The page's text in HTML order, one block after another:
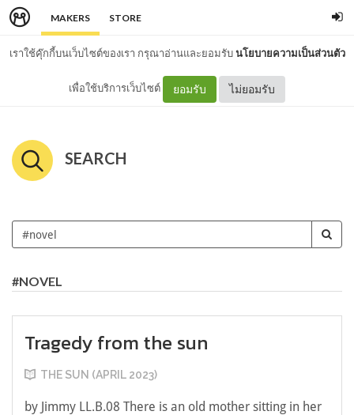
MAKERS STORE
เราใช้คุ๊กกี้บนเว็บไซต์ของเรา กรุณาอ่านและยอมรับนโยบายความเป็นส่วนตัว
เพื่อใช้บริการเว็บไซต์ ยอมรับ ไม่ยอมรับ
SEARCH
#NOVEL
Tragedy from the sun
THE SUN (APRIL 2023)
by Jimmy LL.B.08 There is an old mother sitting in her